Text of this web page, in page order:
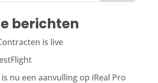
berichten
is live
nu een aanvulling op iReal Pro